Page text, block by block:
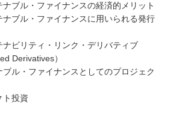
ル・ファイナンスの経済的メリット
ル・ファイナンスに用いられる発行
リティ・リンク・デリバティブ
Derivatives）
ル・ファイナンスとしてのプロジェク
投資